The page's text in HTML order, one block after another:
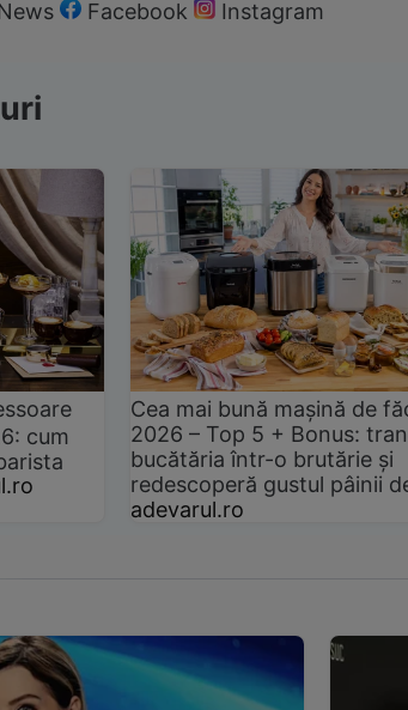
Facebook Instagram
cum
Cea mai bună mașină de
2026 – Top 5 + Bonus:
bucătăria într-o brutărie și
redescoperă gustul pâinii
adevarul.ro